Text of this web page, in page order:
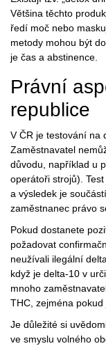
Většina těchto
ředí moč nebo
metody mohou být
je čas a abstinence.
Právní
republice
V ČR je testování na
Zaměstnavatel
důvodu, například u
operátoři strojů).
a výsledek je
zaměstnanec právo
Pokud dostanete
požadovat
neužívali ilegální
když je delta-10 v
mnoho
THC, zejména
Je důležité si
ve smyslu volného